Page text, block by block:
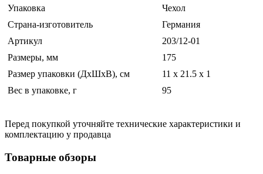
Упаковка
Чехол
Страна-изготовитель
Германия
Артикул
203/12-01
Размеры, мм
175
Размер упаковки (ДхШхВ), см
11 x 21.5 x 1
Вес в упаковке, г
95
Перед покупкой уточняйте технические характеристики и
комплектацию у продавца
Товарные обзоры